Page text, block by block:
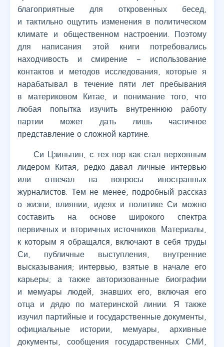
благоприятные для откровенных бесед,
и тактильно ощутить изменения в политическом
климате и общественном настроении. Поэтому
для написания этой книги потребовались
находчивость и смирение – использование
контактов и методов исследования, которые я
нарабатывал в течение пяти лет пребывания
в материковом Китае, и понимание того, что
любая попытка изучить внутреннюю работу
партии может дать лишь частичное
представление о сложной картине.
Си Цзиньпин, с тех пор как стал верховным
лидером Китая, редко давал личные интервью
или отвечал на вопросы иностранных
журналистов. Тем не менее, подробный рассказ
о жизни, влиянии, идеях и политике Си можно
составить на основе широкого спектра
первичных и вторичных источников. Материалы,
к которым я обращался, включают в себя труды
Си, публичные выступления, внутренние
высказывания; интервью, взятые в начале его
карьеры; а также авторизованные биографии
и мемуары людей, знавших его, включая его
отца и дядю по материнской линии. Я также
изучил партийные и государственные документы,
официальные истории, мемуары, архивные
документы, сообщения государственных СМИ,